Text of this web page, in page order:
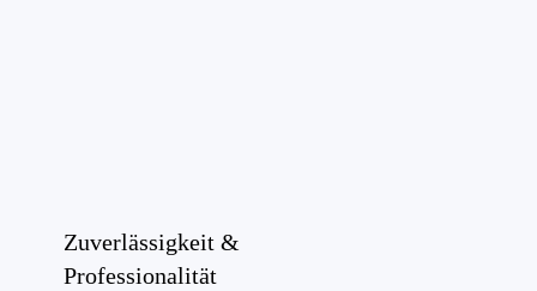
Zuverlässigkeit &
Professionalität